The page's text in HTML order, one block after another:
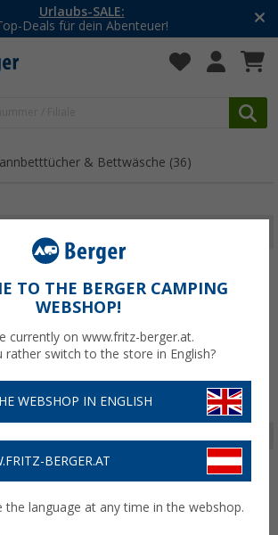
-20% auf Kleidung und Schuhe
Mit dem Aktionscode20SSV
& Bettwäsche (36)
& BETTWÄSCHE
der richtigen Bettwäsche – auch im
fürs Alkovenbett oder Bezüge für
du passgenaue Wäsche fürs Camperbett
jeden Grundriss. Jetzt mehr über unsere
%
TO THE BERGER CAMPING
WEBSHOP!
currently on www.fritz-berger.at.
rather switch to the store in English?
WEBSHOP IN ENGLISH
BERGER.AT
the language at any time in the webshop.